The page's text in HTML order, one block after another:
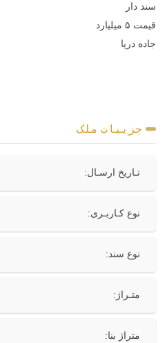
سند دار
قیمت ۵ میلیارد
جاده دریا
جزییات ملک
تـاریخ ارسـال:
نوع کـاربـری:
نوع سند:
متـراژ:
متراژ بنا: